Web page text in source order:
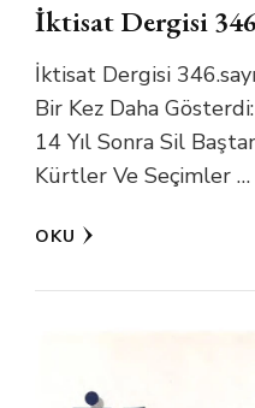
İktisat Dergisi
İktisat Dergisi
Bir Kez Daha Gösterdi:
14 Yıl Sonra Sil
Kürtler Ve Seçimler …
OKU